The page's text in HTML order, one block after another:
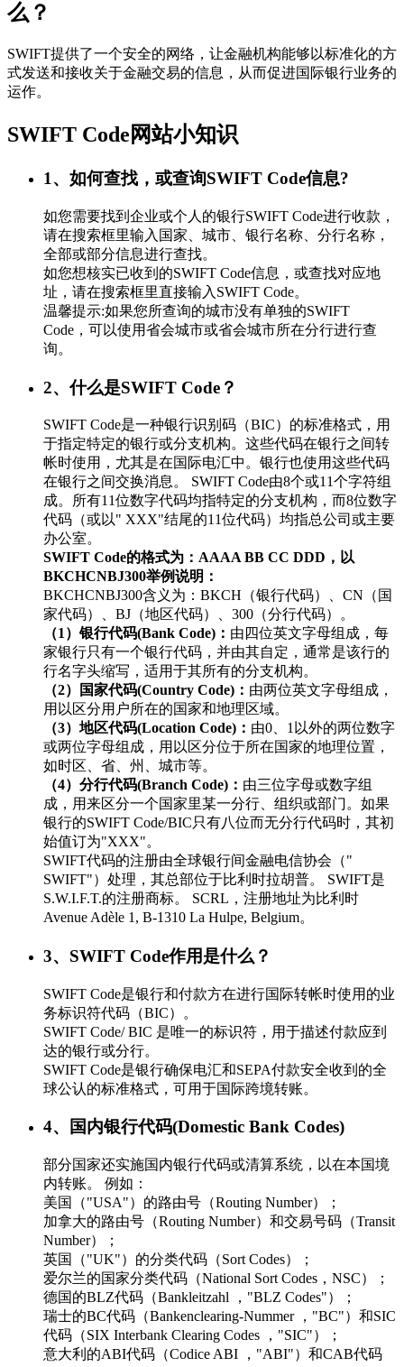
么？
SWIFT提供了一个安全的网络，让金融机构能够以标准化的方
式发送和接收关于金融交易的信息，从而促进国际银行业务的
运作。
SWIFT Code网站小知识
1、如何查找，或查询SWIFT Code信息?
如您需要找到企业或个人的银行SWIFT Code进行收款，
请在搜索框里输入国家、城市、银行名称、分行名称，
全部或部分信息进行查找。
如您想核实已收到的SWIFT Code信息，或查找对应地
址，请在搜索框里直接输入SWIFT Code。
温馨提示:如果您所查询的城市没有单独的SWIFT
Code，可以使用省会城市或省会城市所在分行进行查
询。
2、什么是SWIFT Code？
SWIFT Code是一种银行识别码（BIC）的标准格式，用
于指定特定的银行或分支机构。这些代码在银行之间转
帐时使用，尤其是在国际电汇中。银行也使用这些代码
在银行之间交换消息。 SWIFT Code由8个或11个字符组
成。所有11位数字代码均指特定的分支机构，而8位数字
代码（或以" XXX"结尾的11位代码）均指总公司或主要
办公室。
SWIFT Code的格式为：AAAA BB CC DDD，以
BKCHCNBJ300举例说明：
BKCHCNBJ300含义为：BKCH（银行代码）、CN（国
家代码）、BJ（地区代码）、300（分行代码）。
（1）银行代码(Bank Code)： 由四位英文字母组成，每
家银行只有一个银行代码，并由其自定，通常是该行的
行名字头缩写，适用于其所有的分支机构。
（2）国家代码(Country Code)： 由两位英文字母组成，
用以区分用户所在的国家和地理区域。
（3）地区代码(Location Code)： 由0、1以外的两位数字
或两位字母组成，用以区分位于所在国家的地理位置，
如时区、省、州、城市等。
（4）分行代码(Branch Code)： 由三位字母或数字组
成，用来区分一个国家里某一分行、组织或部门。如果
银行的SWIFT Code/BIC只有八位而无分行代码时，其初
始值订为"XXX"。
SWIFT代码的注册由全球银行间金融电信协会（"
SWIFT"）处理，其总部位于比利时拉胡普。 SWIFT是
S.W.I.F.T.的注册商标。 SCRL，注册地址为比利时
Avenue Adèle 1, B-1310 La Hulpe, Belgium。
3、SWIFT Code作用是什么？
SWIFT Code是银行和付款方在进行国际转帐时使用的业
务标识符代码（BIC）。
SWIFT Code/ BIC 是唯一的标识符，用于描述付款应到
达的银行或分行。
SWIFT Code是银行确保电汇和SEPA付款安全收到的全
球公认的标准格式，可用于国际跨境转账。
4、国内银行代码(Domestic Bank Codes)
部分国家还实施国内银行代码或清算系统，以在本国境
内转账。 例如：
美国（"USA"）的路由号（Routing Number）；
加拿大的路由号（Routing Number）和交易号码（Transit
Number）；
英国（"UK"）的分类代码（Sort Codes）；
爱尔兰的国家分类代码（National Sort Codes，NSC）；
德国的BLZ代码（Bankleitzahl ，"BLZ Codes"）；
瑞士的BC代码（Bankenclearing-Nummer ，"BC"）和SIC
代码（SIX Interbank Clearing Codes ，"SIC"）；
意大利的ABI代码（Codice ABI ，"ABI"）和CAB代码